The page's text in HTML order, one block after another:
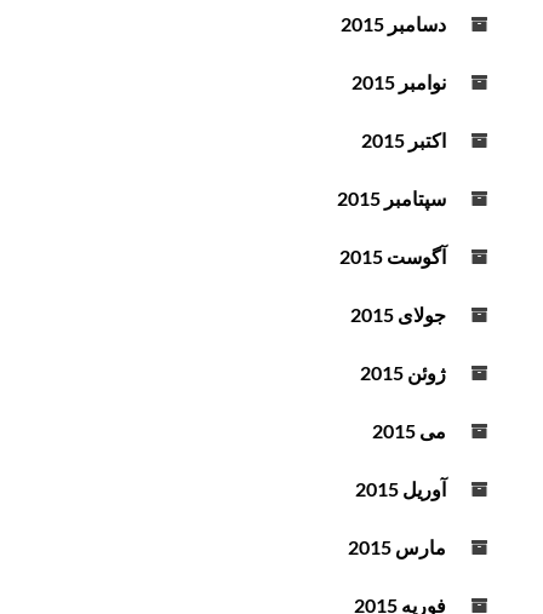
دسامبر 2015
نوامبر 2015
اکتبر 2015
سپتامبر 2015
آگوست 2015
جولای 2015
ژوئن 2015
می 2015
آوریل 2015
مارس 2015
فوریه 2015